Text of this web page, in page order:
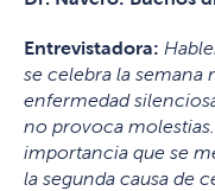
Entrevistadora:
se celebra la semana
enfermedad
no provoca
importancia que se
la segunda causa de